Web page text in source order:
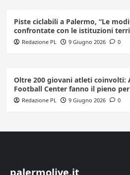
Piste ciclabili a Palermo, “Le
confrontate con le istituzioni
Redazione PL 9 Giugno 2026 0
Oltre 200 giovani atleti coinvolti:
Football Center fanno il pieno per
Redazione PL 9 Giugno 2026 0